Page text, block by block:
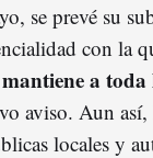
se prevé su
con la
mantiene a
aviso. Aun así,
locales y